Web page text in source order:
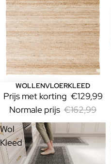
Uitverkoop
WOLLENVLOERKLEED
Prijs met korting €129,99
Normale prijs €162,99
Wol
Kleed